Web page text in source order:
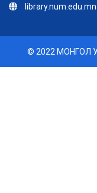
library.num.edu.mn
© 2022 МОНГОЛ